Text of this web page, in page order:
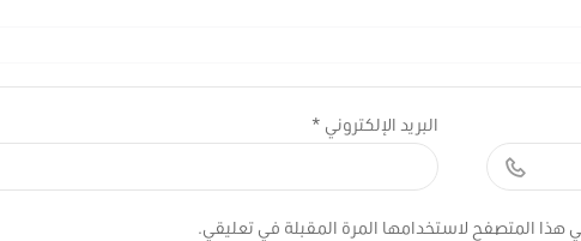
البريد الإلكتروني *
هذا المتصفح لاستخدامها المرة المقبلة في تعليقي.